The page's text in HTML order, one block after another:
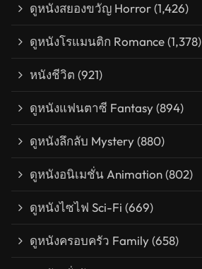
ดูหนังสยองขวัญ Horror(1,426)
ดูหนังโรแมนติก Romance(1,378)
หนังชีวิต (921)
ดูหนังแฟนตาซี Fantasy(894)
ดูหนังลึกลับ Mystery(880)
ดูหนังอนิเมชั่น Animation(802)
ดูหนังไซไฟ Sci-Fi (669)
ดูหนังครอบครัว Family(658)